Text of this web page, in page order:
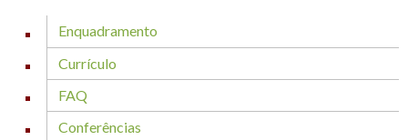
Enquadramento
Currículo
FAQ
Conferências